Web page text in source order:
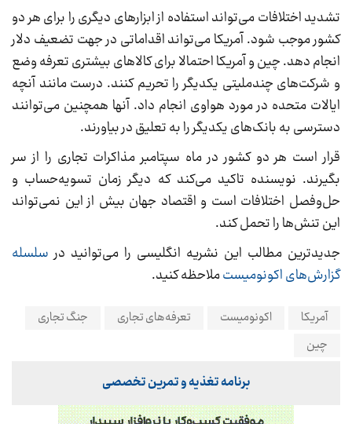
تشدید اختلافات می‌تواند استفاده از ابزارهای دیگری را برای هر دو
کشور موجب شود. آمریکا می‌تواند اقداماتی در جهت تضعیف دلار
انجام دهد. چین و آمریکا احتمالا برای کالاهای بیشتری تعرفه وضع
و شرکت‌های چندملیتی یکدیگر را تحریم کنند. درست مانند آنچه
ایالات متحده در مورد هواوی انجام داد. آنها همچنین می‌توانند
دسترسی به بانک‌های یکدیگر را به تعلیق در بیاورند.
قرار است هر دو کشور در ماه سپتامبر مذاکرات تجاری را از سر
بگیرند. نویسنده تاکید می‌کند که دیگر زمان تسویه‌حساب و
حل‌وفصل اختلافات است و اقتصاد جهان بیش از این نمی‌تواند
این تنش‌ها را تحمل کند.
جدیدترین مطالب این نشریه انگلیسی را می‌توانید در سلسله
گزارش‌های اکونومیستملاحظه کنید.
آمریکا اکونومیست تعرفه‌های تجاری
جنگ تجاری
چین
برنامه تغذیه و تمرین تخصصی